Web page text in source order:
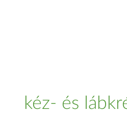
kéz- és